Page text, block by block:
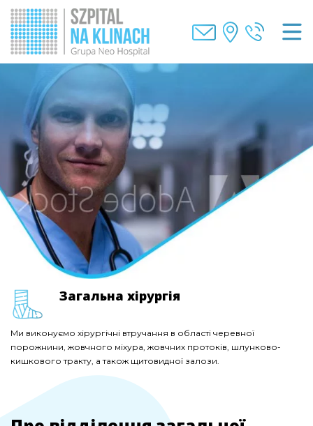
Загальна хірургія
Ми виконуємо хірургічні втручання в області черевної
порожнини, жовчного міхура, жовчних протоків, шлунково-
кишкового тракту, а також щитовидної залози.
Загальна хірургія
Ми виконуємо хірургічні втручання в області черевної
порожнини, жовчного міхура, жовчних протоків, шлунково-
кишкового тракту, а також щитовидної залози.
Загальна хірургія
Ми виконуємо хірургічні втручання в області черевної
порожнини, жовчного міхура, жовчних протоків, шлунково-
кишкового тракту, а також щитовидної залози.